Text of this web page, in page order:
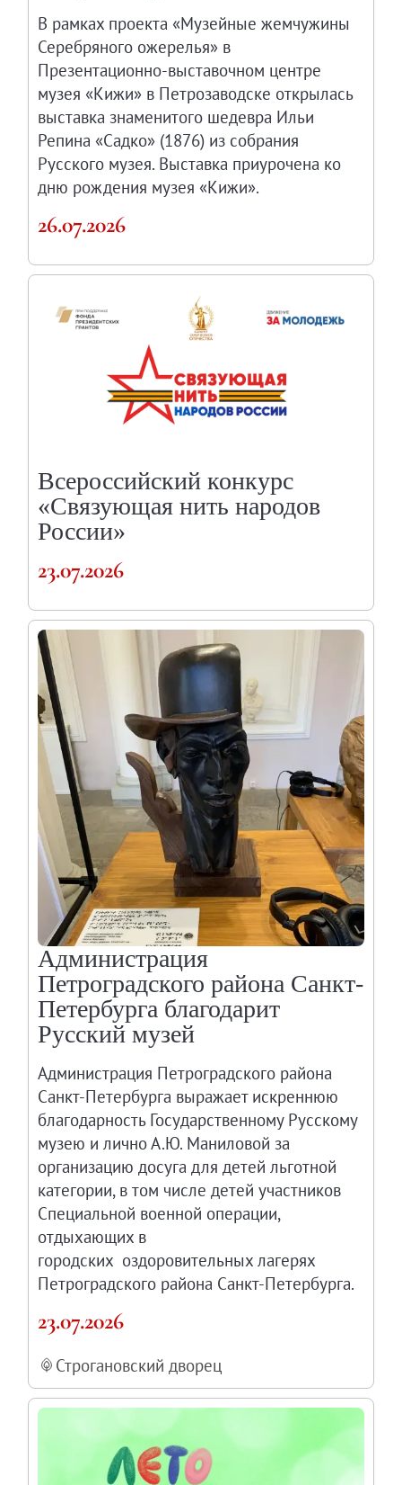
В рамках проекта «Музейные жемчужины
Серебряного ожерелья» в
Презентационно-выставочном центре
музея «Кижи» в Петрозаводске открылась
выставка знаменитого шедевра Ильи
Репина «Садко» (1876) из собрания
Русского музея. Выставка приурочена ко
дню рождения музея «Кижи».
26.07.2026
Всероссийский конкурс
«Связующая нить народов
России»
23.07.2026
Администрация
Петроградского района Санкт-
Петербурга благодарит
Русский музей
Администрация Петроградского района
Санкт-Петербурга выражает искреннюю
благодарность Государственному Русскому
музею и лично А.Ю. Маниловой за
организацию досуга для детей льготной
категории, в том числе детей участников
Специальной военной операции,
отдыхающих в
городских оздоровительных лагерях
Петроградского района Санкт-Петербурга.
23.07.2026
Строгановский дворец